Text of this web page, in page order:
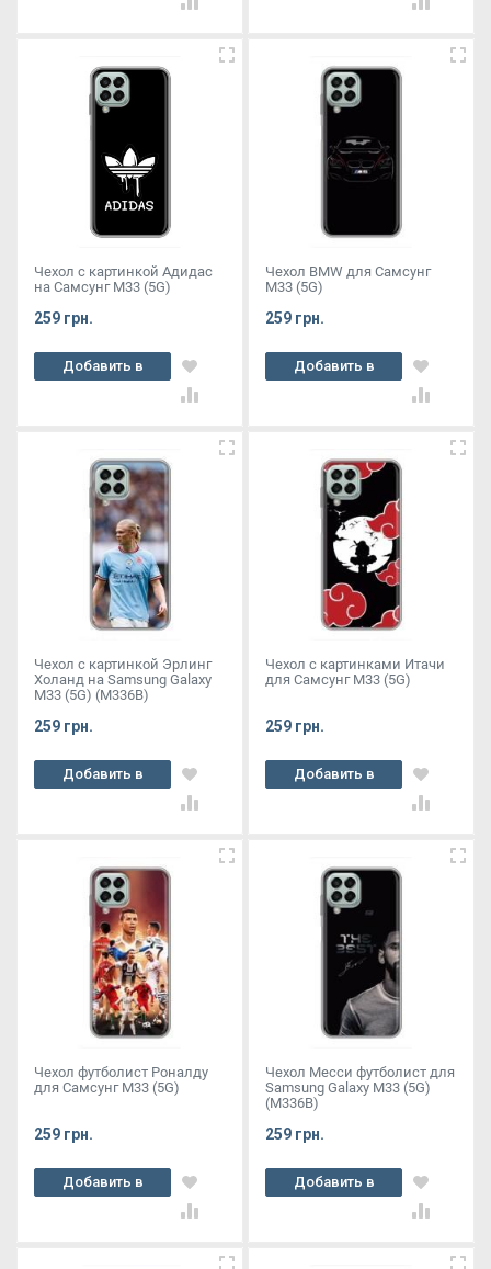
Чехол с картинкой Адидас
на Самсунг М33 (5G)
259 грн.
Добавить в
корзину
Чехол BMW для Самсунг
М33 (5G)
259 грн.
Добавить в
корзину
Чехол с картинкой Эрлинг
Холанд на Samsung Galaxy
M33 (5G) (M336B)
259 грн.
Добавить в
корзину
Чехол с картинками Итачи
для Самсунг М33 (5G)
259 грн.
Добавить в
корзину
Чехол футболист Роналду
для Самсунг М33 (5G)
259 грн.
Добавить в
корзину
Чехол Месси футболист для
Samsung Galaxy M33 (5G)
(M336B)
259 грн.
Добавить в
корзину